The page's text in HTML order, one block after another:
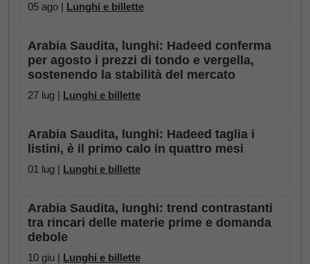
05 ago | Lunghi e billette
Arabia Saudita, lunghi: Hadeed conferma
per agosto i prezzi di tondo e vergella,
sostenendo la stabilità del mercato
27 lug | Lunghi e billette
Arabia Saudita, lunghi: Hadeed taglia i
listini, è il primo calo in quattro mesi
01 lug | Lunghi e billette
Arabia Saudita, lunghi: trend contrastanti
tra rincari delle materie prime e domanda
debole
10 giu | Lunghi e billette